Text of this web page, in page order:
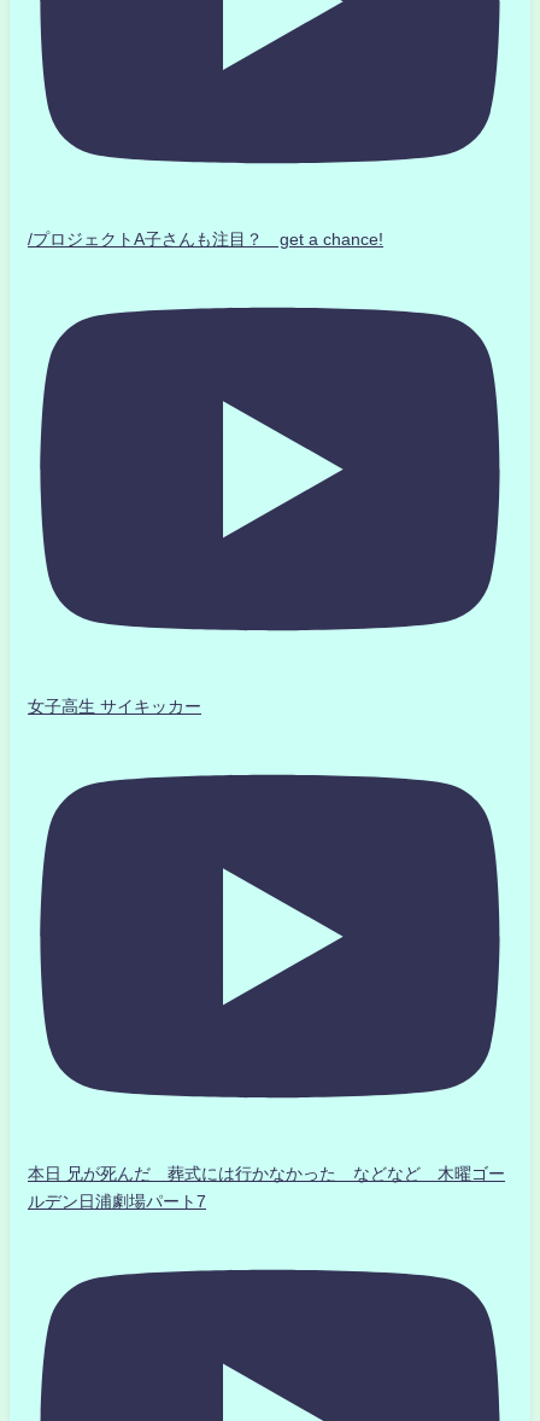
/プロジェクトA子さんも注目？ get a chance!
女子高生 サイキッカー
本日 兄が死んだ 葬式には行かなかった などなど 木曜ゴー
ルデン日浦劇場パート7